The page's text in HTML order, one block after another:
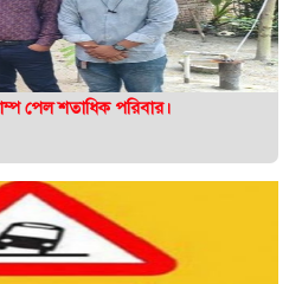
পেল শতাধিক পরিবার।